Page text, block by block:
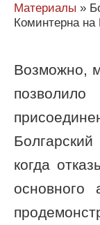
Материалы »
Коминтерна на
Возможно,
когда
основного